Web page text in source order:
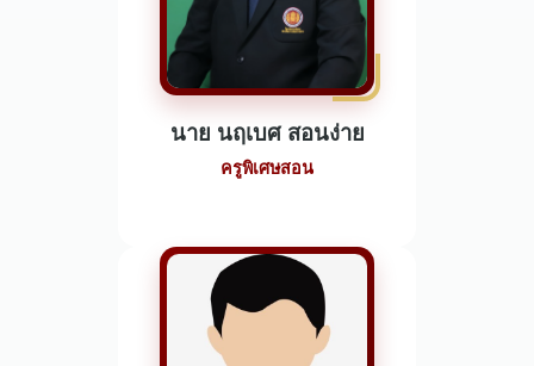
นาย นฤเบศ สอนง่าย
ครูพิเศษสอน